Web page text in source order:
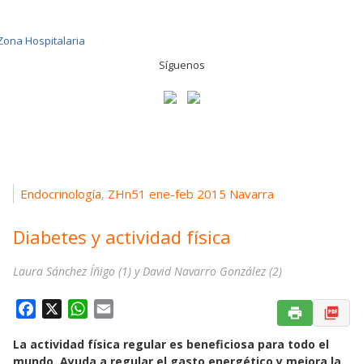
Síguenos
Endocrinología, ZHn51 ene-feb 2015 Navarra
Diabetes y actividad física
Laura Sánchez Íñigo (1) y David Navarro González (2)
c
W
a
a
La actividad física regular es beneficiosa para todo el